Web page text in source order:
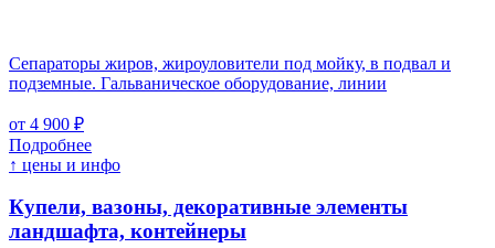
Сепараторы жиров, жироуловители под мойку, в подвал и
подземные. Гальваническое оборудование, линии
от 4 900 ₽
Подробнее
↑ цены и инфо
Купели, вазоны, декоративные элементы
ландшафта, контейнеры